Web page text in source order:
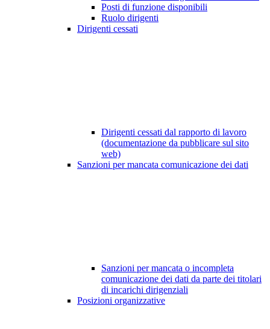
Posti di funzione disponibili
Ruolo dirigenti
Dirigenti cessati
Dirigenti cessati dal rapporto di lavoro
(documentazione da pubblicare sul sito
web)
Sanzioni per mancata comunicazione dei dati
Sanzioni per mancata o incompleta
comunicazione dei dati da parte dei titolari
di incarichi dirigenziali
Posizioni organizzative